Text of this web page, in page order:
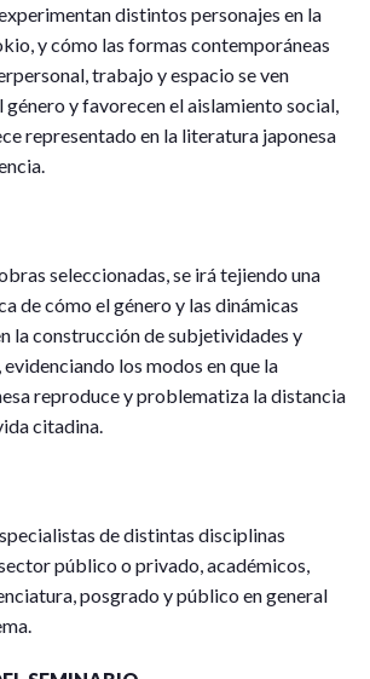
distintos personajes en la
y cómo las formas contemporáneas
trabajo y espacio se ven
y favorecen el aislamiento social,
representado en la literatura japonesa
seleccionadas, se irá tejiendo una
de cómo el género y las dinámicas
la construcción de subjetividades y
los modos en que la
reproduce y problematiza la distancia
citadina.
de distintas disciplinas
público o privado, académicos,
posgrado y público en general